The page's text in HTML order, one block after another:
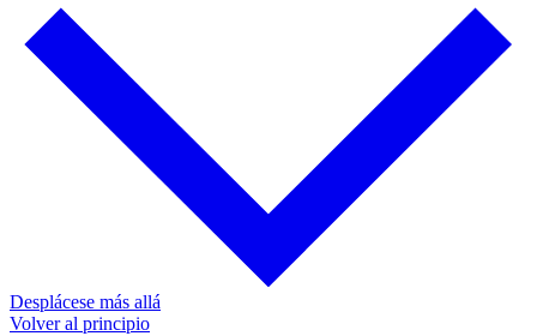
Desplácese más allá
Volver al principio